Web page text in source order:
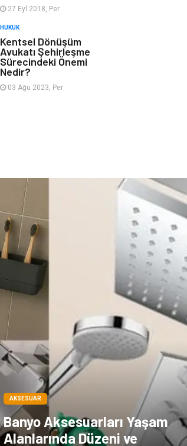
Telekomünikasyon
İthalat İhracat
Tarım &
Hayvancılık
27 Eyl 2018, Per
HUKUK
Kentsel Dönüşüm
Avukatı Şehirleşme
Sürecindeki Önemi
Nedir?
03 Ağu 2023, Per
AKSESUAR
Banyo Aksesuarları Yaşam
Alanlarında Düzeni ve